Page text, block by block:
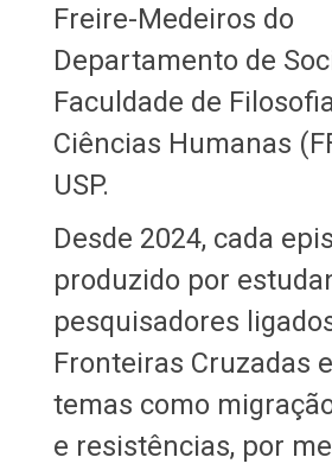
Freire-Medeiros do
Departamento de
Faculdade de
Ciências Humanas
USP.
Desde 2024, cada
produzido por
pesquisadores
Fronteiras Cruzadas
temas como
e resistências, por